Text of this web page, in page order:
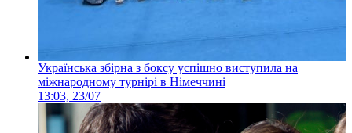
Українська збірна з боксу успішно виступила на
міжнародному турнірі в Німеччині
13:03, 23/07